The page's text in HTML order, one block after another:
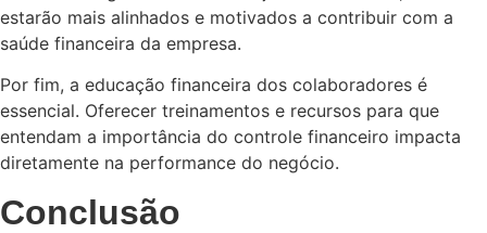
estarão mais alinhados e motivados a contribuir com a
saúde financeira da empresa.
Por fim, a educação financeira dos colaboradores é
essencial. Oferecer treinamentos e recursos para que
entendam a importância do controle financeiro impacta
diretamente na performance do negócio.
Conclusão